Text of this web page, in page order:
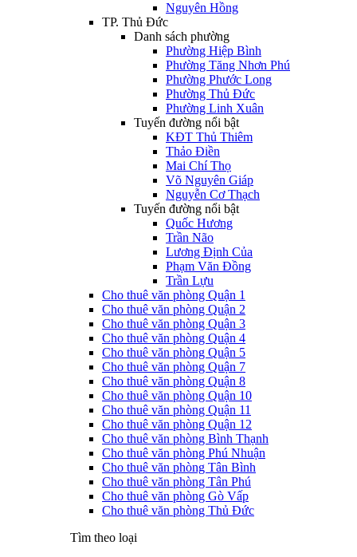
Nguyên Hồng
TP. Thủ Đức
Danh sách phường
Phường Hiệp Bình
Phường Tăng Nhơn Phú
Phường Phước Long
Phường Thủ Đức
Phường Linh Xuân
Tuyến đường nổi bật
KĐT Thủ Thiêm
Thảo Điền
Mai Chí Thọ
Võ Nguyên Giáp
Nguyễn Cơ Thạch
Tuyến đường nổi bật
Quốc Hương
Trần Não
Lương Định Của
Phạm Văn Đồng
Trần Lựu
Cho thuê văn phòng Quận 1
Cho thuê văn phòng Quận 2
Cho thuê văn phòng Quận 3
Cho thuê văn phòng Quận 4
Cho thuê văn phòng Quận 5
Cho thuê văn phòng Quận 7
Cho thuê văn phòng Quận 8
Cho thuê văn phòng Quận 10
Cho thuê văn phòng Quận 11
Cho thuê văn phòng Quận 12
Cho thuê văn phòng Bình Thạnh
Cho thuê văn phòng Phú Nhuận
Cho thuê văn phòng Tân Bình
Cho thuê văn phòng Tân Phú
Cho thuê văn phòng Gò Vấp
Cho thuê văn phòng Thủ Đức
Tìm theo loại